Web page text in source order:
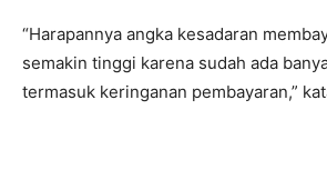
“Harapannya angka kesadaran
semakin tinggi karena sudah ada
termasuk keringanan pembayaran,”